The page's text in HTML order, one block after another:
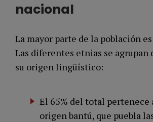
nacional
La mayor parte de la población
Las diferentes etnias se agrupan
su origen lingüístico:
El 65% del total pertenece
origen bantú, que puebla